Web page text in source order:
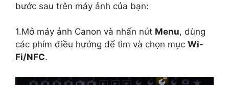
bước sau trên máy ảnh của bạn:
1.Mở máy ảnh Canon và nhấn nút Menu, dùng
các phím điều hướng để tìm và chọn mục Wi-
Fi/NFC.